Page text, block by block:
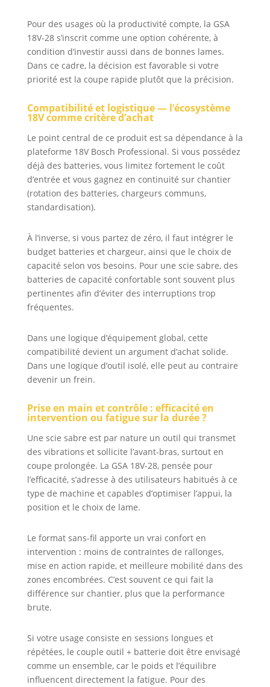
Pour des usages où la productivité compte, la GSA
18V-28 s’inscrit comme une option cohérente, à
condition d’investir aussi dans de bonnes lames.
Dans ce cadre, la décision est favorable si votre
priorité est la coupe rapide plutôt que la précision.
Compatibilité et logistique — l’écosystème
18V comme critère d’achat
Le point central de ce produit est sa dépendance à la
plateforme 18V Bosch Professional. Si vous possédez
déjà des batteries, vous limitez fortement le coût
d’entrée et vous gagnez en continuité sur chantier
(rotation des batteries, chargeurs communs,
standardisation).
À l’inverse, si vous partez de zéro, il faut intégrer le
budget batteries et chargeur, ainsi que le choix de
capacité selon vos besoins. Pour une scie sabre, des
batteries de capacité confortable sont souvent plus
pertinentes afin d’éviter des interruptions trop
fréquentes.
Dans une logique d’équipement global, cette
compatibilité devient un argument d’achat solide.
Dans une logique d’outil isolé, elle peut au contraire
devenir un frein.
Prise en main et contrôle : efficacité en
intervention ou fatigue sur la durée ?
Une scie sabre est par nature un outil qui transmet
des vibrations et sollicite l’avant-bras, surtout en
coupe prolongée. La GSA 18V-28, pensée pour
l’efficacité, s’adresse à des utilisateurs habitués à ce
type de machine et capables d’optimiser l’appui, la
position et le choix de lame.
Le format sans-fil apporte un vrai confort en
intervention : moins de contraintes de rallonges,
mise en action rapide, et meilleure mobilité dans des
zones encombrées. C’est souvent ce qui fait la
différence sur chantier, plus que la performance
brute.
Si votre usage consiste en sessions longues et
répétées, le couple outil + batterie doit être envisagé
comme un ensemble, car le poids et l’équilibre
influencent directement la fatigue. Pour des